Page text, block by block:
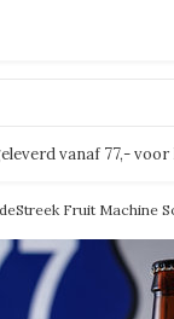
vanaf 77,- voor
Fruit Machine